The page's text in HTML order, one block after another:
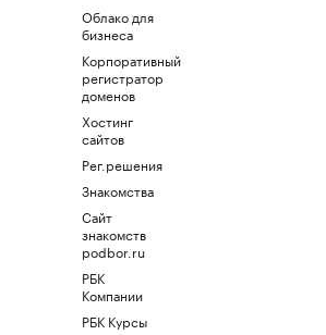
Облако для
бизнеса
Корпоративный
регистратор
доменов
Хостинг
сайтов
Рег.решения
Знакомства
Сайт
знакомств
podbor.ru
РБК
Компании
РБК Курсы